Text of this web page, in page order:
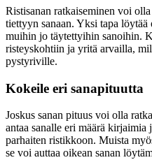
Ristisanan ratkaiseminen voi
tiettyyn sanaan. Yksi tapa löytää
muihin jo täytettyihin sanoihin.
risteyskohtiin ja yritä arvailla,
pystyriville.
Kokeile eri sanapituutta
Joskus sanan pituus voi olla
antaa sanalle eri määrä
parhaiten ristikkoon. Muista
se voi auttaa oikean sanan